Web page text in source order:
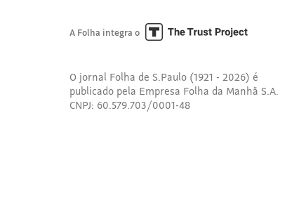
A Folha integra o
O jornal Folha de S.Paulo (1921 - 2026) é
publicado pela Empresa Folha da Manhã S.A.
CNPJ: 60.579.703/0001-48